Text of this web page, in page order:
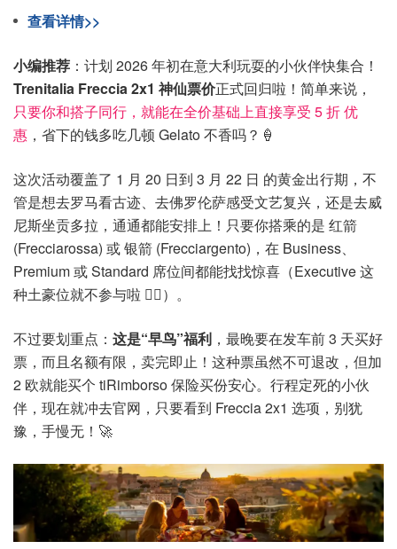
查看详情>>
小编推荐 ：计划 2026 年初在意大利玩耍的小伙伴快集合！
Trenitalia Freccia 2x1 神仙票价正式回归啦！简单来说，
只要你和搭子同行，就能在全价基础上直接享受 5 折 优
惠 ，省下的钱多吃几顿 Gelato 不香吗？🍦
这次活动覆盖了 1 月 20 日到 3 月 22 日 的黄金出行期，不
管是想去罗马看古迹、去佛罗伦萨感受文艺复兴，还是去威
尼斯坐贡多拉，通通都能安排上！只要你搭乘的是 红箭
(Frecciarossa) 或 银箭 (Frecciargento)，在 Business、
Premium 或 Standard 席位间都能找找惊喜（Executive 这
种土豪位就不参与啦 🙅‍♂️）。
不过要划重点： 这是“早鸟”福利 ，最晚要在发车前 3 天买好
票，而且名额有限，卖完即止！这种票虽然不可退改，但加
2 欧就能买个 tiRimborso 保险买份安心。行程定死的小伙
伴，现在就冲去官网，只要看到 Freccia 2x1 选项，别犹
豫，手慢无！🚀